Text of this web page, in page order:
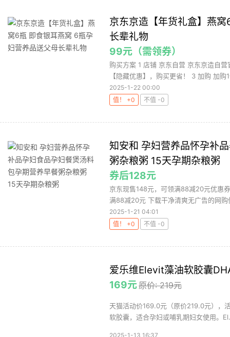
京东京造【年货礼盒】燕
长辈礼物
99元（需领券）
购买方案 1 店铺 京东自营 京东京造自
【隐藏优惠】，购买更省！ 3 加购 加购
2025-1-22 00:00
值！ +0
不值 -0
知安和 孕妇营养品怀孕补
粥杂粮粥 15天孕期杂粮粥
券后128元
京东现售148元，可领满88减20元优惠
满88减20元 下载干净清爽无广告的网
2025-1-21 04:01
值！ +0
不值 -0
爱乐维Elevit藻油软胶囊
169元原价: 219元
天猫活动价169.0元（原价219.0元），
软胶囊，适合孕妇或哺乳期妇女使用。
2025-1-13 16:37